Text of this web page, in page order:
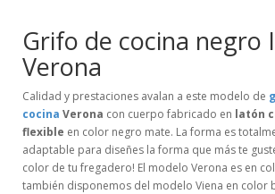
Grifo de cocina negro
Verona
Calidad y prestaciones avalan a este modelo de
cocina Verona con cuerpo fabricado en latón
flexible en color negro mate. La forma es
adaptable para diseñes la forma que más te
color de tu fregadero! El modelo Verona es en
también disponemos del modelo Viena en color